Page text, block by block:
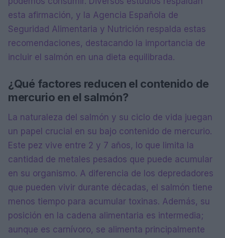
esta afirmación, y la Agencia Española de
Seguridad Alimentaria y Nutrición respalda estas
recomendaciones, destacando la importancia de
incluir el salmón en una dieta equilibrada.
¿Qué factores reducen el contenido de
mercurio en el salmón?
La naturaleza del salmón y su ciclo de vida juegan
un papel crucial en su bajo contenido de mercurio.
Este pez vive entre 2 y 7 años, lo que limita la
cantidad de metales pesados que puede acumular
en su organismo. A diferencia de los depredadores
que pueden vivir durante décadas, el salmón tiene
menos tiempo para acumular toxinas. Además, su
posición en la cadena alimentaria es intermedia;
aunque es carnívoro, se alimenta principalmente